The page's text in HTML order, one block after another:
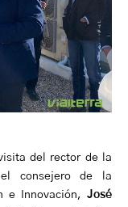
del rector de la
consejero de la
e Innovación, José